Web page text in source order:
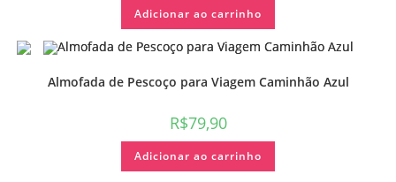
Adicionar ao carrinho
Almofada de Pescoço para Viagem Caminhão Azul
R$79,90
Adicionar ao carrinho